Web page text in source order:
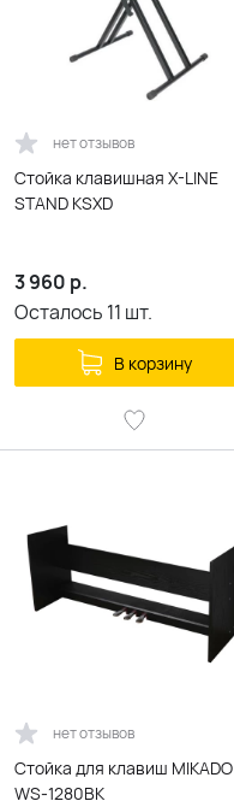
нет отзывов
Стойка клавишная X-LINE
STAND KSXD
3 960 р.
Осталось 11 шт.
В корзину
нет отзывов
Стойка для клавиш MIKADO
WS-1280BK